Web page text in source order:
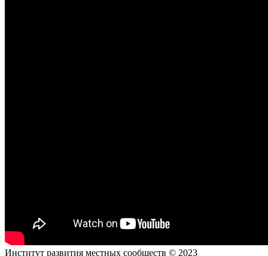
Институт развития местных сообществ © 2023